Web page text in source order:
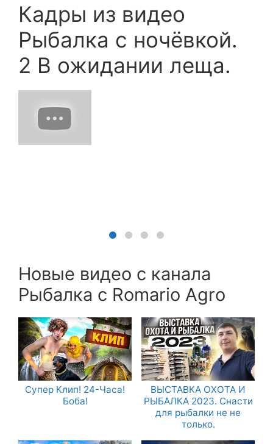
Кадры из видео
Рыбалка с ночёвкой.
2 В ожидании леща.
Новые видео с канала
Рыбалка с Romario Agro
Супер Клип! 24-Часа!
Боба!
ВЫСТАВКА ОХОТА И
РЫБАЛКА 2023. Снасти
для рыбалки не не
только.